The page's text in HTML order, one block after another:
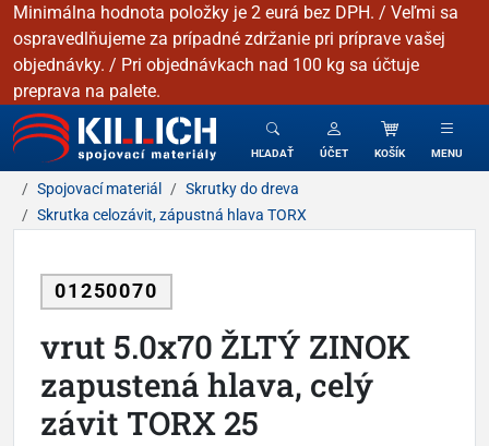
Minimálna hodnota položky je 2 eurá bez DPH. / Veľmi sa
ospravedlňujeme za prípadné zdržanie pri príprave vašej
objednávky. / Pri objednávkach nad 100 kg sa účtuje
preprava na palete.
KILLICH - Spojovacie materiály
HĽADAŤ ÚČET KOŠÍK MENU
Spojovací materiál
Skrutky do dreva
Skrutka celozávit, zápustná hlava TORX
01250070
vrut 5.0x70 ŽLTÝ ZINOK
zapustená hlava, celý
závit TORX 25